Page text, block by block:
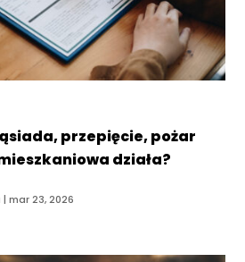
przepięcie, pożar
działa?
|mar 23, 2026